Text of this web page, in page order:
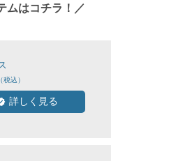
ムはコチラ！／
プス
詳しく見る